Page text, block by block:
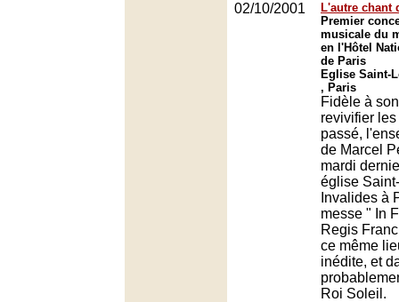
02/10/2001
L'autre chant
Premier
musicale du
en l'Hôtel
de Paris
Eglise Saint-
, Paris
Fidèle à
revivifier
passé,
de Marcel
mardi
église
Invalides à
messe " In
Regis
ce même
inédite, et
Roi Soleil.